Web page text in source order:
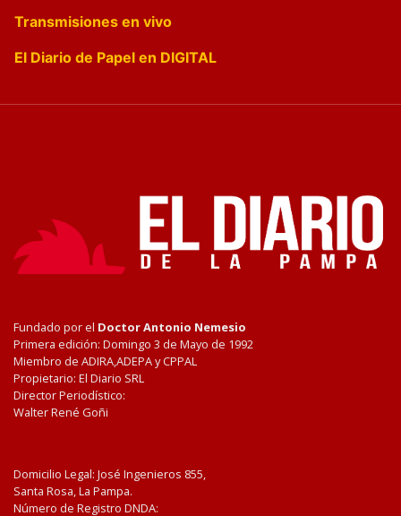
Transmisiones en vivo
El Diario de Papel en DIGITAL
Fundado por el Doctor Antonio Nemesio
Primera edición: Domingo 3 de Mayo de 1992
Miembro de ADIRA,ADEPA y CPPAL
Propietario: El Diario SRL
Director Periodístico:
Walter René Goñi
Domicilio Legal: José Ingenieros 855,
Santa Rosa, La Pampa.
Número de Registro DNDA: